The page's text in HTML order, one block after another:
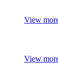
View
View